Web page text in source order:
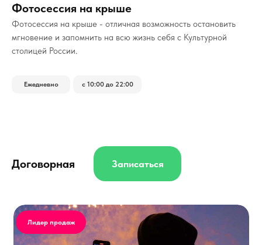
Фотосессия на крыше - отличная возможность остановить
мгновение и запомнить на всю жизнь себя с Культурной
столицей России.
Договорная
Ежедневно с 10:00 до 22:00
Записаться
Фотосессия на крыше
Лидер продаж